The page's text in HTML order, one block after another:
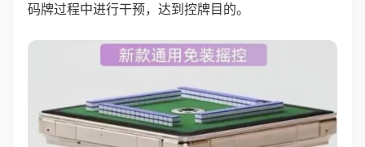
码牌过程中进行干预，达到控牌目的。